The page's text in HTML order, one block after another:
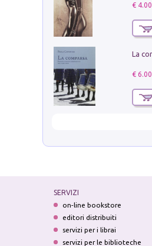
€ 4.00
€ 6.00
SERVIZI
on-line bookstore
editori distribuiti
servizi per i librai
servizi per le biblioteche